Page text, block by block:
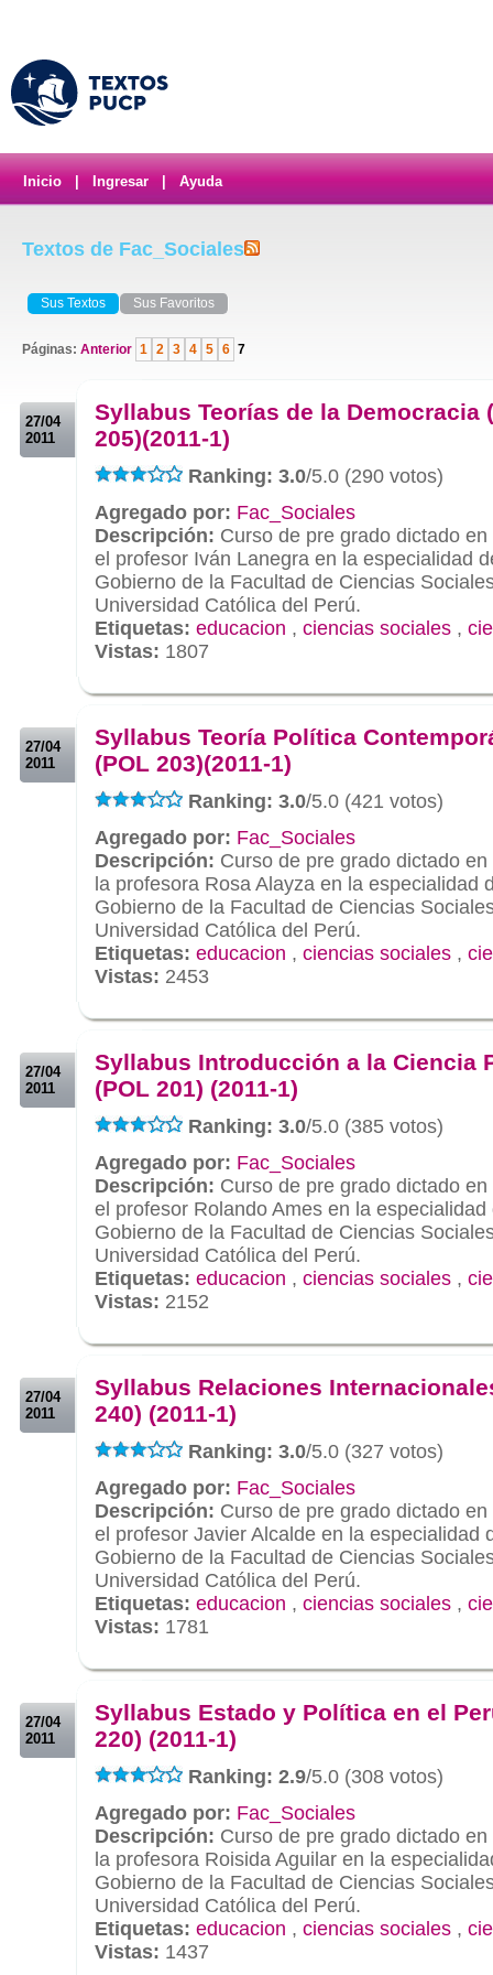
Inicio Ingresar Ayuda
Textos de Fac_Sociales
Sus Textos Sus Favoritos
Páginas: Anterior 1 2 3 4 5 6 7
27/04
2011
Syllabus Teorías de la Democracia
205)(2011-1)
Ranking: 3.0/5.0 (290 votos)
Agregado por: Fac_Sociales
Descripción: Curso de pre grado dictado
el profesor Iván Lanegra en la especialidad
Gobierno de la Facultad de Ciencias
Universidad Católica del Perú.
Etiquetas: educacion , ciencias sociales ,
Vistas: 1807
27/04
2011
Syllabus Teoría Política
(POL 203)(2011-1)
Ranking: 3.0/5.0 (421 votos)
Agregado por: Fac_Sociales
Descripción: Curso de pre grado dictado
la profesora Rosa Alayza en la especialidad
Gobierno de la Facultad de Ciencias
Universidad Católica del Perú.
Etiquetas: educacion , ciencias sociales ,
Vistas: 2453
27/04
2011
Syllabus Introducción a la Ciencia
(POL 201) (2011-1)
Ranking: 3.0/5.0 (385 votos)
Agregado por: Fac_Sociales
Descripción: Curso de pre grado dictado
el profesor Rolando Ames en la
Gobierno de la Facultad de Ciencias
Universidad Católica del Perú.
Etiquetas: educacion , ciencias sociales ,
Vistas: 2152
27/04
2011
Syllabus Relaciones
240) (2011-1)
Ranking: 3.0/5.0 (327 votos)
Agregado por: Fac_Sociales
Descripción: Curso de pre grado dictado
el profesor Javier Alcalde en la especialidad
Gobierno de la Facultad de Ciencias
Universidad Católica del Perú.
Etiquetas: educacion , ciencias sociales ,
Vistas: 1781
27/04
2011
Syllabus Estado y Política en el
220) (2011-1)
Ranking: 2.9/5.0 (308 votos)
Agregado por: Fac_Sociales
Descripción: Curso de pre grado dictado
la profesora Roisida Aguilar en la
Gobierno de la Facultad de Ciencias
Universidad Católica del Perú.
Etiquetas: educacion , ciencias sociales ,
Vistas: 1437